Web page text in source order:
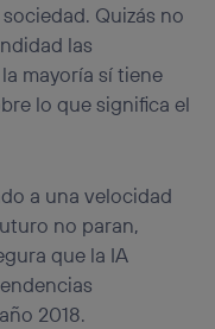
Quizás no
las
mayoría sí tiene
lo que significa el
a una velocidad
no paran,
que la IA
2018.